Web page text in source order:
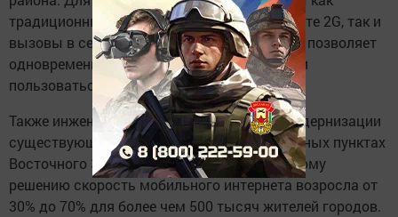
традиционные голосовые звонки в стандарте 2G, так и
вызовы в сети 4G по технологии VoLTE. Она позволяет
одновременно разговаривать по телефону и
пользоваться передачей данных.
Также инженеры реализовали проект по модернизации
существующих базовых станций в населенных пунктах
Восточного Закамья. Благодаря техническому
решению скорость мобильного интернета возросла от
30% до 70% для более чем 500 тысяч жителей городов.